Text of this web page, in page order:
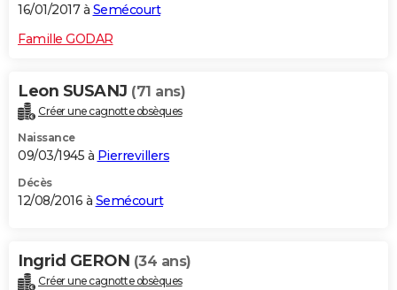
16/01/2017 à Semécourt
Famille GODAR
Leon SUSANJ (71 ans)
Créer une cagnotte obsèques
Naissance
09/03/1945 à Pierrevillers
Décès
12/08/2016 à Semécourt
Ingrid GERON (34 ans)
Créer une cagnotte obsèques